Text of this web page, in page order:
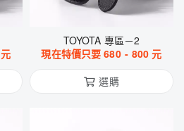
元
TOYOTA 專區－2
現在特價只要680 - 800 元
選購